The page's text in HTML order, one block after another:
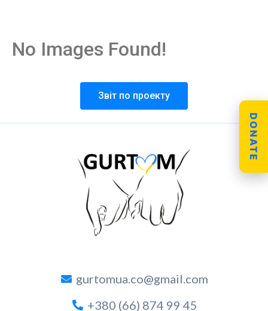
No Images Found!
Звіт по проекту
gurtomua.co@gmail.com
+380 (66) 874 99 45
DONATE